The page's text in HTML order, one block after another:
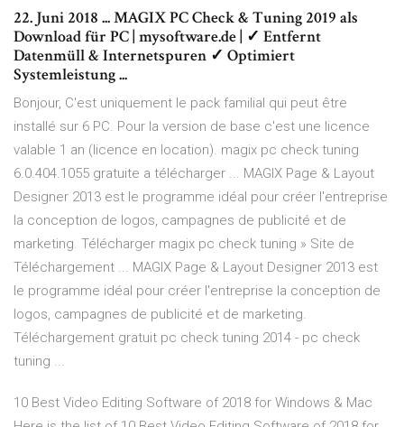
22. Juni 2018 ... MAGIX PC Check & Tuning 2019 als
Download für PC | mysoftware.de | ✓ Entfernt
Datenmüll & Internetspuren ✓ Optimiert
Systemleistung ...
Bonjour, C'est uniquement le pack familial qui peut être
installé sur 6 PC. Pour la version de base c'est une licence
valable 1 an (licence en location). magix pc check tuning
6.0.404.1055 gratuite a télécharger ... MAGIX Page & Layout
Designer 2013 est le programme idéal pour créer l'entreprise
la conception de logos, campagnes de publicité et de
marketing. Télécharger magix pc check tuning » Site de
Téléchargement ... MAGIX Page & Layout Designer 2013 est
le programme idéal pour créer l'entreprise la conception de
logos, campagnes de publicité et de marketing.
Téléchargement gratuit pc check tuning 2014 - pc check
tuning ...
10 Best Video Editing Software of 2018 for Windows & Mac